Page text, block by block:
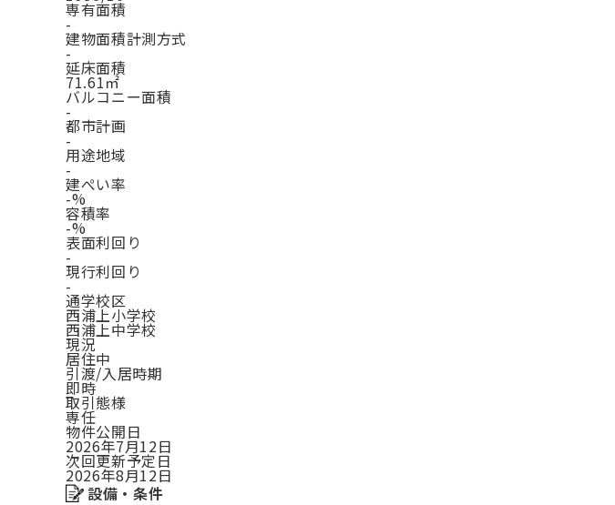
専有面積
-
建物面積計測方式
-
延床面積
71.61㎡
バルコニー面積
-
都市計画
-
用途地域
-
建ぺい率
-%
容積率
-%
表面利回り
-
現行利回り
-
通学校区
西浦上小学校
西浦上中学校
現況
居住中
引渡/入居時期
即時
取引態様
専任
物件公開日
2026年7月12日
次回更新予定日
2026年8月12日
設備・条件